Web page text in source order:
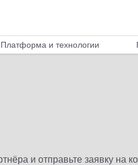
Платформа и технологии
и отправьте заявку на